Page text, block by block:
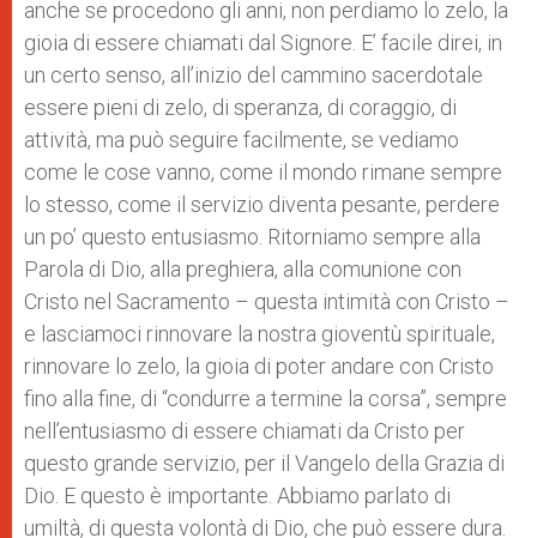
anche se procedono gli anni, non perdiamo lo zelo, la
gioia di essere chiamati dal Signore. E’ facile direi, in
un certo senso, all’inizio del cammino sacerdotale
essere pieni di zelo, di speranza, di coraggio, di
attività, ma può seguire facilmente, se vediamo
come le cose vanno, come il mondo rimane sempre
lo stesso, come il servizio diventa pesante, perdere
un po’ questo entusiasmo. Ritorniamo sempre alla
Parola di Dio, alla preghiera, alla comunione con
Cristo nel Sacramento – questa intimità con Cristo –
e lasciamoci rinnovare la nostra gioventù spirituale,
rinnovare lo zelo, la gioia di poter andare con Cristo
fino alla fine, di “condurre a termine la corsa”, sempre
nell’entusiasmo di essere chiamati da Cristo per
questo grande servizio, per il Vangelo della Grazia di
Dio. E questo è importante. Abbiamo parlato di
umiltà, di questa volontà di Dio, che può essere dura.